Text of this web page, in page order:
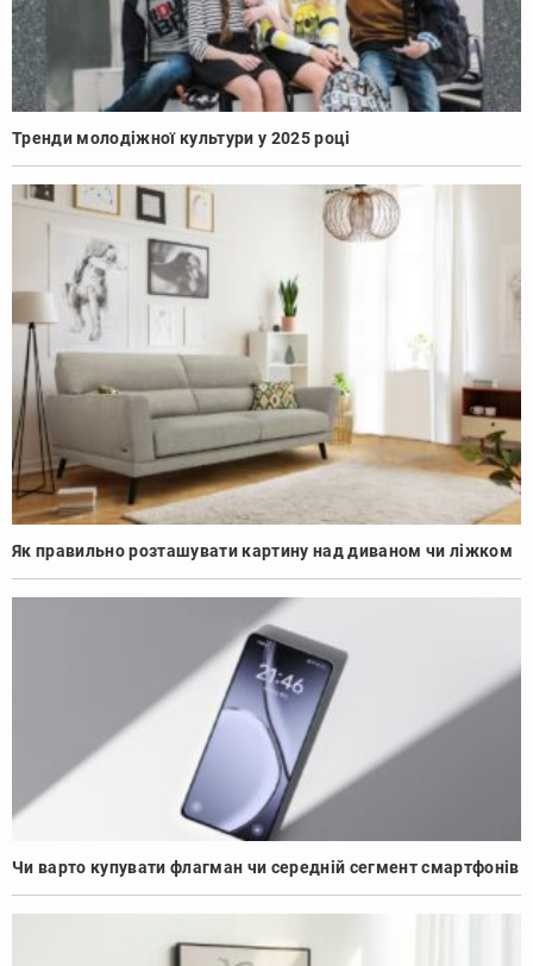
Тренди молодіжної культури у 2025 році
Як правильно розташувати картину над диваном чи ліжком
Чи варто купувати флагман чи середній сегмент смартфонів